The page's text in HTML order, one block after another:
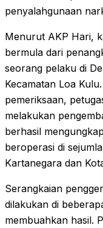
penyalahgunaan
Menurut AKP Hari,
bermula dari
seorang pelaku di
Kecamatan Loa
pemeriksaan,
melakukan
berhasil
beroperasi di
Kartanegara dan
Serangkaian
dilakukan di
membuahkan hasil.